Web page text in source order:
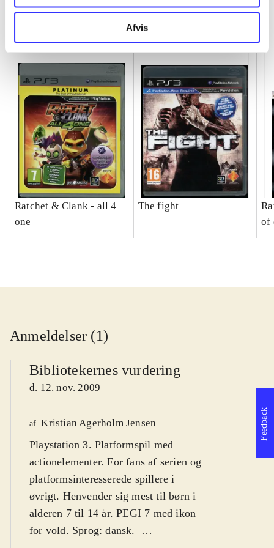
Afvis
Minder om
Ratchet & Clank - all 4
one
The fight
of
Anmeldelser (1)
Bibliotekernes vurdering
d. 12. nov. 2009
af Kristian Agerholm Jensen
Playstation 3. Platformspil med
actionelementer. For fans af serien og
platformsinteresserede spillere i
øvrigt. Henvender sig mest til børn i
alderen 7 til 14 år. PEGI 7 med ikon
for vold. Sprog: dansk.
Feedback